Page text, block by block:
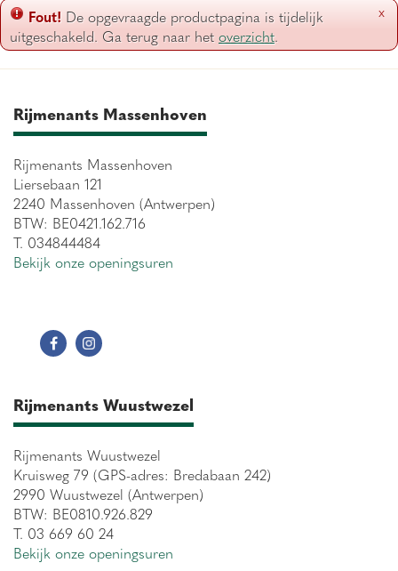
x
Fout! De opgevraagde productpagina is tijdelijk
uitgeschakeld. Ga terug naar het overzicht.
Rijmenants Massenhoven
Rijmenants Massenhoven
Liersebaan 121
2240 Massenhoven (Antwerpen)
BTW: BE0421.162.716
T. 034844484
Bekijk onze openingsuren
Rijmenants Wuustwezel
Rijmenants Wuustwezel
Kruisweg 79 (GPS-adres: Bredabaan 242)
2990 Wuustwezel (Antwerpen)
BTW: BE0810.926.829
T. 03 669 60 24
Bekijk onze openingsuren